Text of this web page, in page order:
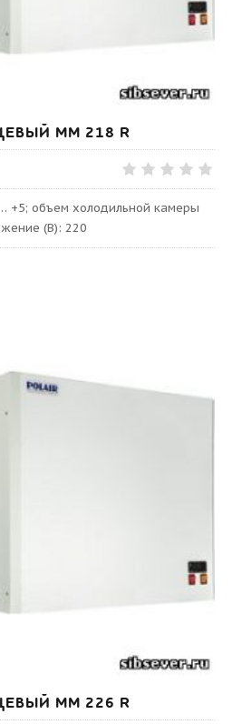
MM 218 R
+5; объем холодильной камеры
(В): 220
MM 226 R